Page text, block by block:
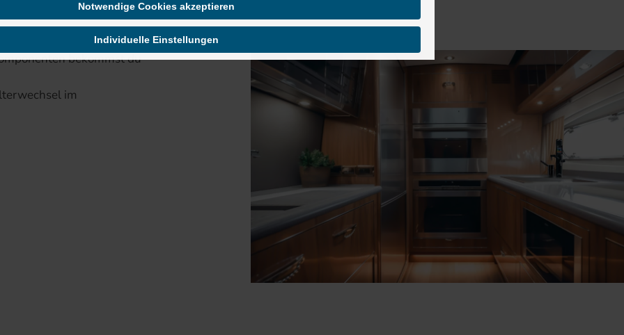
bekommst du
im
Notwendige Cookies akzeptieren
Individuelle Einstellungen